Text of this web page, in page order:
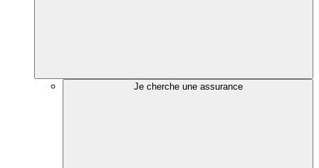
Je cherche une assurance